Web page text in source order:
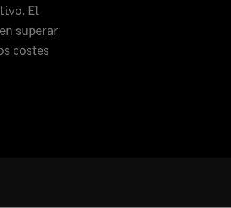
El
superar
costes